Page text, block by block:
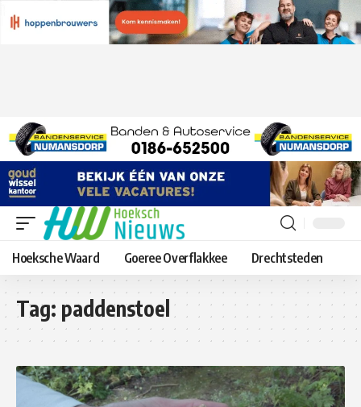
Hoeksche Waard Goeree Overflakkee Drechtsteden
Tag: paddenstoel